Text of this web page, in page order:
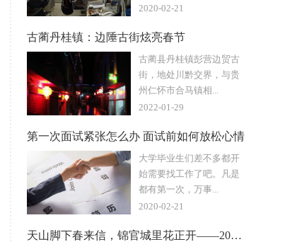
2020-02-21
古蔺丹桂镇：边陲古街炫亮春节
古蔺县丹桂镇彭营边贸古
街，地处川黔交界，与贵
州仁怀市合马镇相...
2022-01-29
第一次面试紧张怎么办 面试前如何放松心情
大学毕业生们差不多都开
始需要找工作了吧。凡是
都有第一次，万事...
2020-02-21
天山脚下春来信，锦官城里花正开——2026伊犁春夏季文旅推介